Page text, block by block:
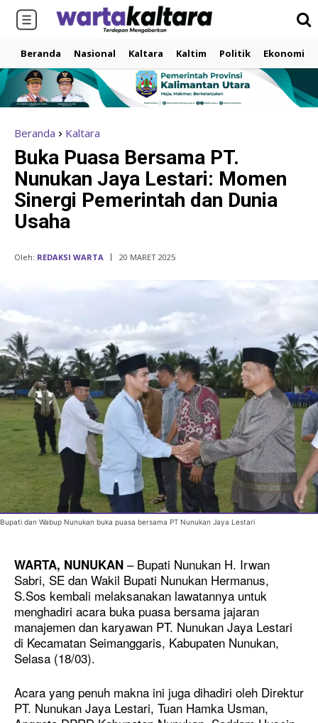
Beranda Nasional Kaltara Kaltim Politik Ekonomi
Beranda Kaltara
Buka Puasa Bersama PT.
Nunukan Jaya Lestari: Momen
Sinergi Pemerintah dan Dunia
Usaha
Oleh: REDAKSI WARTA 20 MARET 2025
Bupati dan Wabup Nunukan buka puasa bersama PT Nunukan Jaya Lestari
WARTA, NUNUKAN – Bupati Nunukan H. Irwan
Sabri, SE dan Wakil Bupati Nunukan Hermanus,
S.Sos kembali melaksanakan lawatannya untuk
menghadiri acara buka puasa bersama jajaran
manajemen dan karyawan PT. Nunukan Jaya Lestari
di Kecamatan Seimanggaris, Kabupaten Nunukan,
Selasa (18/03).
Acara yang penuh makna ini juga dihadiri oleh Direktur
PT. Nunukan Jaya Lestari, Tuan Hamka Usman,